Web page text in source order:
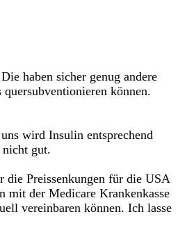
haben sicher genug andere
können.
wird Insulin entsprechend
nicht gut.
die Preissenkungen für die USA
mit der Medicare Krankenkasse
vereinbaren können. Ich lasse